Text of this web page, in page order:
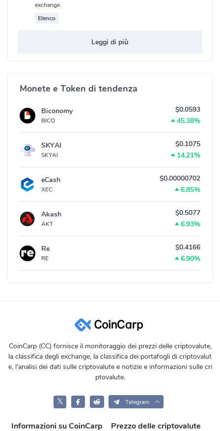
exchange.
Elenco
Leggi di più
Monete e Token di tendenza
Biconomy
BICO
$0.0593
45.38%
SKYAI
SKYAI
$0.1075
14.21%
eCash
XEC
$0.00000702
6.85%
Akash
AKT
$0.5077
6.93%
Re
RE
$0.4166
6.90%
CoinCarp (CC) fornisce il monitoraggio dei prezzi delle criptovalute,
la classifica degli exchange, la classifica dei portafogli di criptovalut
e, l'analisi dei dati sulle criptovalute e notizie e informazioni sulle cri
ptovalute.
𝕏 Telegram
Informazioni su CoinCarp Prezzo delle criptovalute